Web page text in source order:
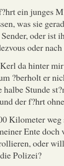
ein junges
was sie
oder ist
oder
da hinter
?berholt er
halbe Stunde
der f?hrt
Kilometer
Ente
oder
Polizei?